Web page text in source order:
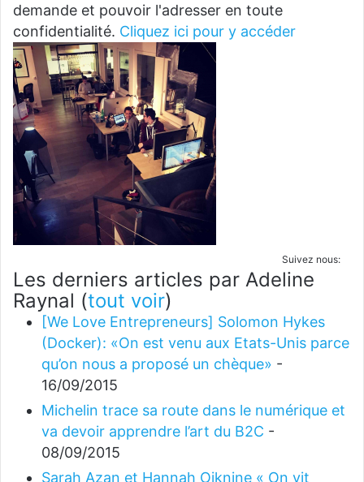
demande et pouvoir l'adresser en toute
confidentialité. Cliquez ici pour y accéder
Suivez nous:
Les derniers articles par Adeline
Raynal (tout voir)
[We Love Entrepreneurs] Solomon Hykes
(Docker): «On est venu aux Etats-Unis parce
qu’on nous a proposé un chèque» -
16/09/2015
Michelin trace sa route dans le numérique et
va devoir apprendre l’art du B2C -
08/09/2015
Sarah Azan et Hannah Oiknine « On vit